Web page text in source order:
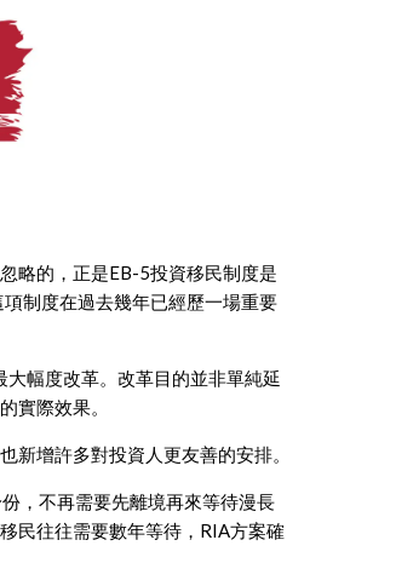
略的，正是EB-5投資移民制度是
制度在過去幾年已經歷一場重要
幅度改革。改革目的並非單純延
實際效果。
新增許多對投資人更友善的安排。
，不再需要先離境再來等待漫長
民往往需要數年等待，RIA方案確